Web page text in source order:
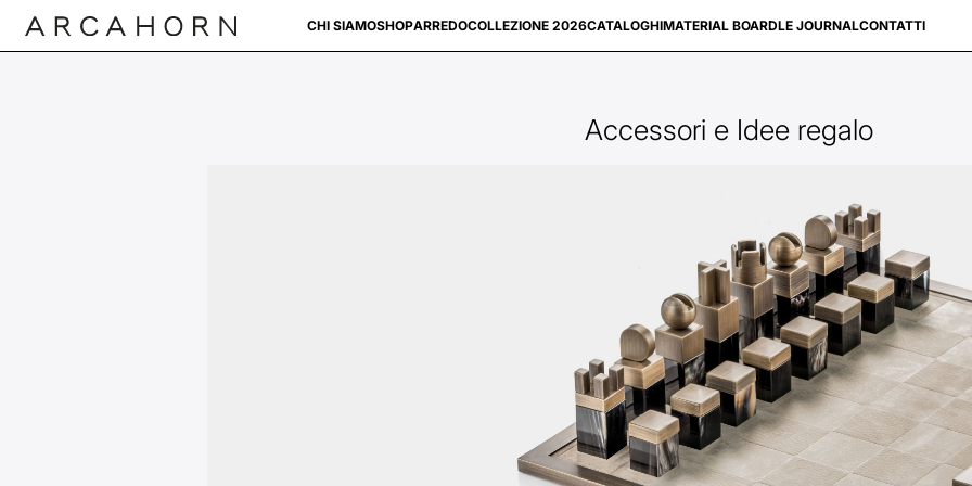
CHI SIAMOSHOPARREDOCOLLEZIONE 2026CATALOGHIMATERIAL BOARDLE JOURNALCONTATTI
Accessori e Idee regalo